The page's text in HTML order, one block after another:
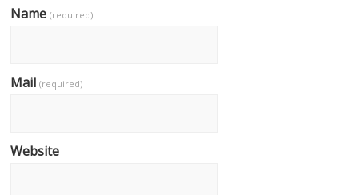
Name(required)
Mail(required)
Website